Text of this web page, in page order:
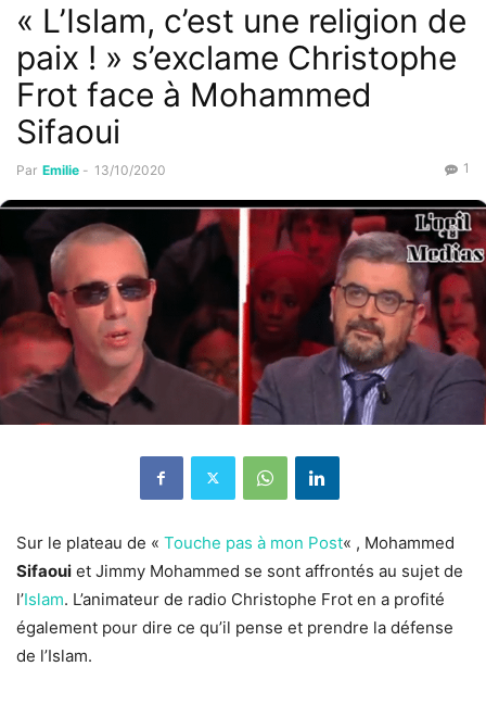
« L’Islam, c’est une religion de
paix ! » s’exclame Christophe
Frot face à Mohammed
Sifaoui
Par Emilie - 13/10/2020 1
Sur le plateau de « Touche pas à mon Post« , Mohammed
Sifaoui et Jimmy Mohammed se sont affrontés au sujet de
l’Islam. L’animateur de radio Christophe Frot en a profité
également pour dire ce qu’il pense et prendre la défense
de l’Islam.